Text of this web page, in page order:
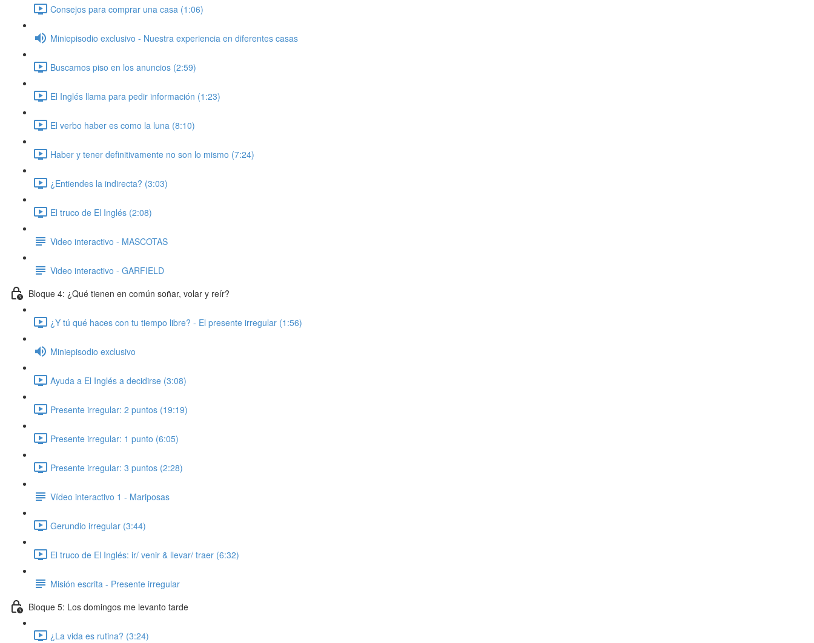
Consejos para comprar una casa (1:06)
Miniepisodio exclusivo - Nuestra experiencia en diferentes casas
Buscamos piso en los anuncios (2:59)
El Inglés llama para pedir información (1:23)
El verbo haber es como la luna (8:10)
Haber y tener definitivamente no son lo mismo (7:24)
¿Entiendes la indirecta? (3:03)
El truco de El Inglés (2:08)
Video interactivo - MASCOTAS
Video interactivo - GARFIELD
Bloque 4: ¿Qué tienen en común soñar, volar y reír?
¿Y tú qué haces con tu tiempo libre? - El presente irregular (1:56)
Miniepisodio exclusivo
Ayuda a El Inglés a decidirse (3:08)
Presente irregular: 2 puntos (19:19)
Presente irregular: 1 punto (6:05)
Presente irregular: 3 puntos (2:28)
Vídeo interactivo 1 - Mariposas
Gerundio irregular (3:44)
El truco de El Inglés: ir/ venir & llevar/ traer (6:32)
Misión escrita - Presente irregular
Bloque 5: Los domingos me levanto tarde
¿La vida es rutina? (3:24)